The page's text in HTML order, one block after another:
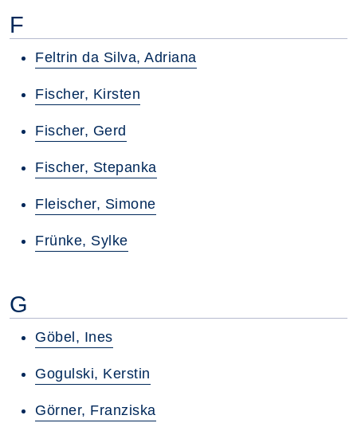
F
Feltrin da Silva, Adriana
Fischer, Kirsten
Fischer, Gerd
Fischer, Stepanka
Fleischer, Simone
Frünke, Sylke
G
Göbel, Ines
Gogulski, Kerstin
Görner, Franziska